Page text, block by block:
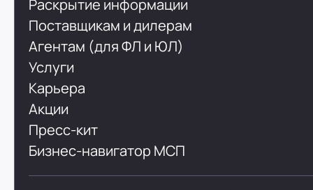
Раскрытие информации
Поставщикам и дилерам
Агентам (для ФЛ и ЮЛ)
Услуги
Карьера
Акции
Пресс-кит
Бизнес-навигатор МСП